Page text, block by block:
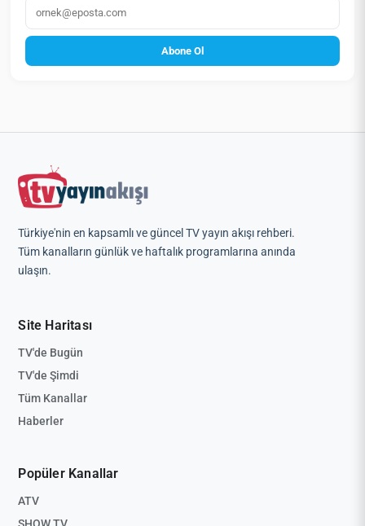
Abone Ol
Türkiye'nin en kapsamlı ve güncel TV yayın akışı rehberi.
Tüm kanalların günlük ve haftalık programlarına anında
ulaşın.
Site Haritası
TV'de Bugün
TV'de Şimdi
Tüm Kanallar
Haberler
Popüler Kanallar
ATV